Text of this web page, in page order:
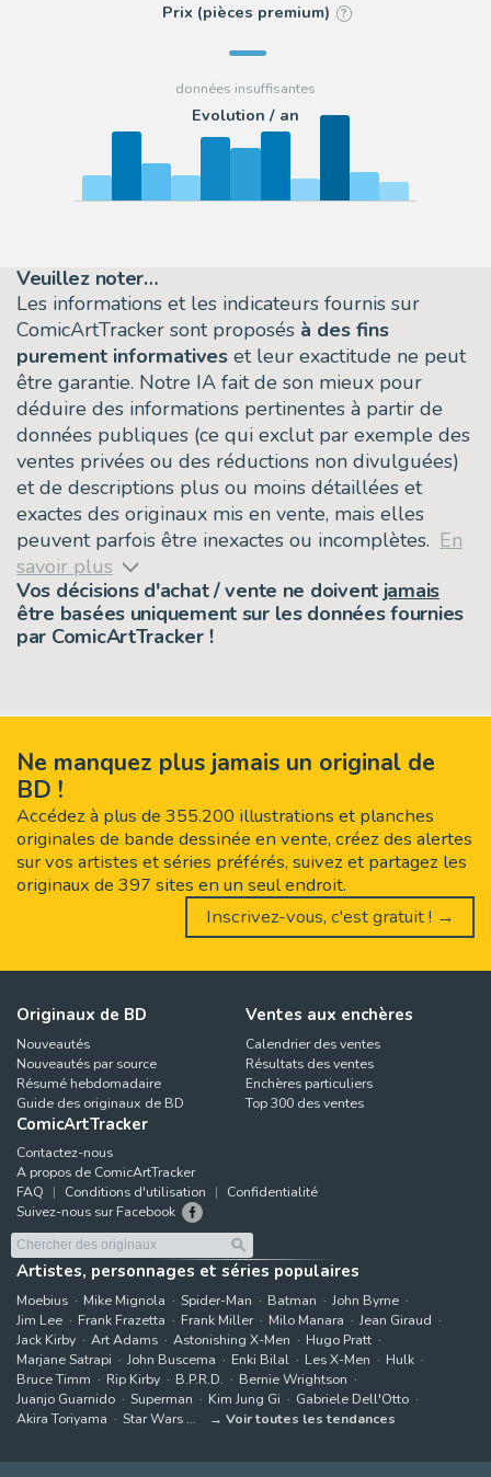
Prix (pièces premium) ?
Evolution / an
Veuillez noter…
Les informations et les indicateurs fournis sur
ComicArtTracker sont proposés à des fins
purement informatives et leur exactitude ne peut
être garantie. Notre IA fait de son mieux pour
déduire des informations pertinentes à partir de
données publiques (ce qui exclut par exemple des
ventes privées ou des réductions non divulguées)
et de descriptions plus ou moins détaillées et
exactes des originaux mis en vente, mais elles
peuvent parfois être inexactes ou incomplètes. En
savoir plus
Vos décisions d'achat / vente ne doivent jamais
être basées uniquement sur les données fournies
par ComicArtTracker !
Ne manquez plus jamais un original de
BD !
Accédez à plus de 355.200 illustrations et planches
originales de bande dessinée en vente, créez des alertes
sur vos artistes et séries préférés, suivez et partagez les
originaux de 397 sites en un seul endroit.
Inscrivez-vous, c'est gratuit ! →
Originaux de BD
Nouveautés
Nouveautés par source
Résumé hebdomadaire
Guide des originaux de BD
Ventes aux enchères
Calendrier des ventes
Résultats des ventes
Enchères particuliers
Top 300 des ventes
ComicArtTracker
Contactez-nous
A propos de ComicArtTracker
FAQ
Conditions d'utilisation
Confidentialité
Suivez-nous sur Facebook
Artistes, personnages et séries populaires
Moebius Mike Mignola Spider-Man Batman
John Byrne
Jim Lee
Frank Frazetta Frank Miller Milo Manara
Jean Giraud
Jack Kirby
Art Adams Astonishing X-Men
Hugo Pratt
Marjane Satrapi
John Buscema Enki Bilal Les X-Men
Hulk
Bruce Timm
Rip Kirby B.P.R.D.
Bernie Wrightson
Juanjo Guarnido
Superman Kim Jung Gi
Gabriele Dell'Otto
Akira Toriyama
Star Wars Voir toutes les tendances